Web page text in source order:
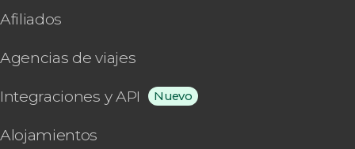
Afiliados
Agencias de viajes
Integraciones y API Nuevo
Alojamientos